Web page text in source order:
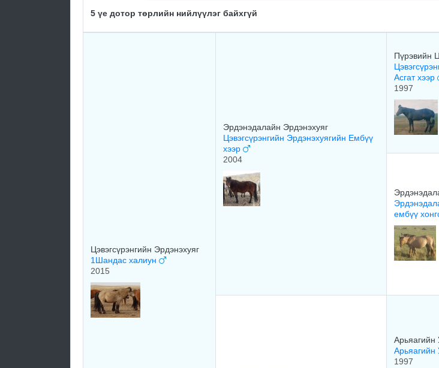
5 үе дотор төрлийн нийлүүлэг байхгүй
Цэвэгсүрэнгийн Эрдэнэхуяг
1Шандас халиун
2015
Эрдэнэдалайн Эрдэнэхуяг
Цэвэгсүрэнгийн Эрдэнэхуягийн Ембүү
хээр
2004
Пүрэвийн
Асгат хээр
1997
ембүү
Арьяагийн
1997